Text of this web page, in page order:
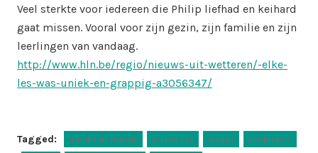
Veel sterkte voor iedereen die Philip liefhad en keihard
gaat missen. Vooral voor zijn gezin, zijn familie en zijn
leerlingen van vandaag.
http://www.hln.be/regio/nieuws-uit-wetteren/-elke-
les-was-uniek-en-grappig-a3056347/
Tagged: aardrijkskunde interesse leraar
onderwijs